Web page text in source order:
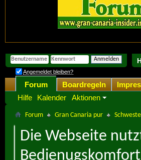
Angemeldet bleiben?
Forum
Hilfe
Kalender Aktionen
Boardregeln
Forum Gran Canaria pur
Die Webseite